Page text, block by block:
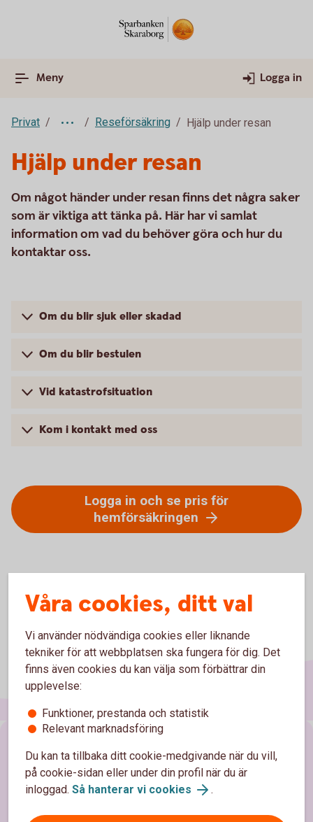
Meny Logga in
Privat Reseförsäkring Hjälp under resan
Hjälp under resan
Om något händer under resan finns det några saker
som är viktiga att tänka på. Här har vi samlat
information om vad du behöver göra och hur du
kontaktar oss.
Om du blir sjuk eller skadad
Om du blir bestulen
Vid katastrofsituation
Kom i kontakt med oss
Logga in och se pris för
hemförsäkringen
Våra cookies, ditt val
Vi använder nödvändiga cookies eller liknande
tekniker för att webbplatsen ska fungera för dig. Det
finns även cookies du kan välja som förbättrar din
upplevelse:
Funktioner, prestanda och statistik
Relevant marknadsföring
Du kan ta tillbaka ditt cookie-medgivande när du vill,
på cookie-sidan eller under din profil när du är
inloggad. Så hanterar vi cookies .
Sidfot
Hitta snabbt
Kundservice